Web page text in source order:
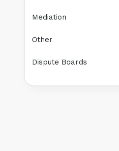
Mediation
Other
Dispute Boards